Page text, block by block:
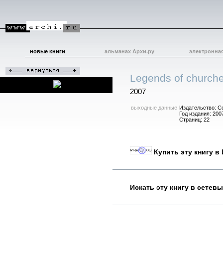
новые книги альманах Архи.ру
Legends of
2007
выходные данные Издательство:
Год издания:
Страниц: 22
Купить эту книгу
Искать эту книгу в